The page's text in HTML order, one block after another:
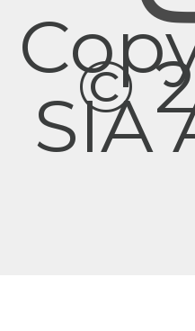
©
SIA